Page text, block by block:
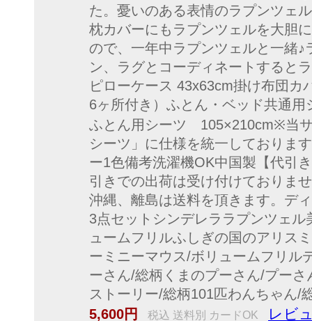
た。憂いのある表情のラプンツェ
枕カバーにもラプンツェルを大胆
ので、一年中ラプンツェルと一緒
ン、ラグとコーディネートすると
ピローケース 43x63cm掛け布団
6ヶ所付き）ふとん・ベッド共通
ふとん用シーツ 105×210cm※当
シーツ」に仕様を統一しておりま
ー1色備考洗濯機OK中国製【代引
引きでの出荷は受け付けておりま
沖縄、離島は送料を頂きます。デ
3点セットシンデレララプンツェ
ュームフリルふしぎの国のアリス
ーミニーマウス/ボリュームフリル
ーさん/総柄くまのプーさん/プー
ストーリー/総柄101匹わんちゃん/
5,600円
税込 送料別 カードOK レビ